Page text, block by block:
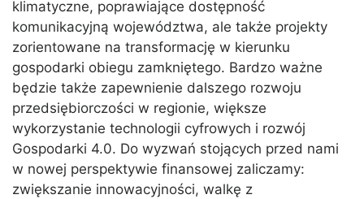
klimatyczne, poprawiające dostępność
komunikacyjną województwa, ale także projekty
zorientowane na transformację w kierunku
gospodarki obiegu zamkniętego. Bardzo ważne
będzie także zapewnienie dalszego rozwoju
przedsiębiorczości w regionie, większe
wykorzystanie technologii cyfrowych i rozwój
Gospodarki 4.0. Do wyzwań stojących przed nami
w nowej perspektywie finansowej zaliczamy:
zwiększanie innowacyjności, walkę z